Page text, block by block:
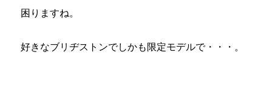
困りますね。
好きなブリヂストンでしかも限定モデルで・・・。